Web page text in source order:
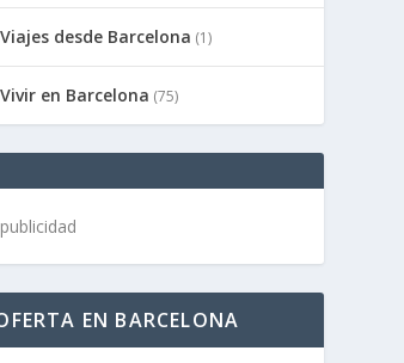
Viajes desde Barcelona (1)
Vivir en Barcelona (75)
publicidad
EN BARCELONA